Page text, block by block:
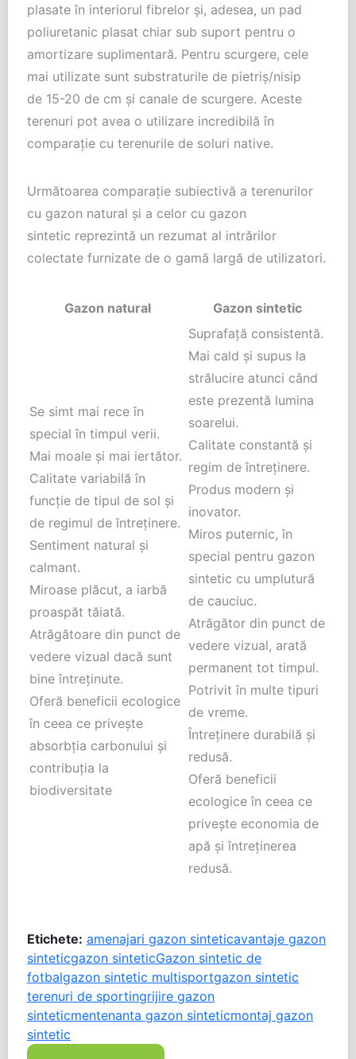
plasate în interiorul fibrelor și, adesea, un pad
poliuretanic plasat chiar sub suport pentru o
amortizare suplimentară. Pentru scurgere, cele
mai utilizate sunt substraturile de pietriș/nisip
de 15-20 de cm și canale de scurgere. Aceste
terenuri pot avea o utilizare incredibilă în
comparație cu terenurile de soluri native.
Următoarea comparație subiectivă a terenurilor
cu gazon natural și a celor cu gazon
sintetic reprezintă un rezumat al intrărilor
colectate furnizate de o gamă largă de utilizatori.
Gazon natural Gazon sintetic
Se simt mai rece în
special în timpul verii.
Mai moale și mai iertător.
Calitate variabilă în
funcție de tipul de sol și
de regimul de întreținere.
Sentiment natural și
calmant.
Miroase plăcut, a iarbă
proaspăt tăiată.
Atrăgătoare din punct de
vedere vizual dacă sunt
bine întreținute.
Oferă beneficii ecologice
în ceea ce privește
absorbția carbonului și
contribuția la
biodiversitate
Suprafață consistentă.
Mai cald și supus la
strălucire atunci când
este prezentă lumina
soarelui.
Calitate constantă și
regim de întreținere.
Produs modern și
inovator.
Miros puternic, în
special pentru gazon
sintetic cu umplutură
de cauciuc.
Atrăgător din punct de
vedere vizual, arată
permanent tot timpul.
Potrivit în multe tipuri
de vreme.
Întreținere durabilă și
redusă.
Oferă beneficii
ecologice în ceea ce
privește economia de
apă și întreținerea
redusă.
Etichete: amenajari gazon sinteticavantaje gazon
sinteticgazon sinteticGazon sintetic de
fotbalgazon sintetic multisportgazon sintetic
terenuri de sportingrijire gazon
sinteticmentenanta gazon sinteticmontaj gazon
sintetic